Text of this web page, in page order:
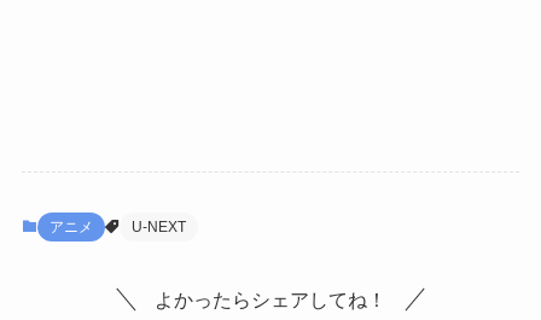
アニメ U-NEXT
よかったらシェアしてね！